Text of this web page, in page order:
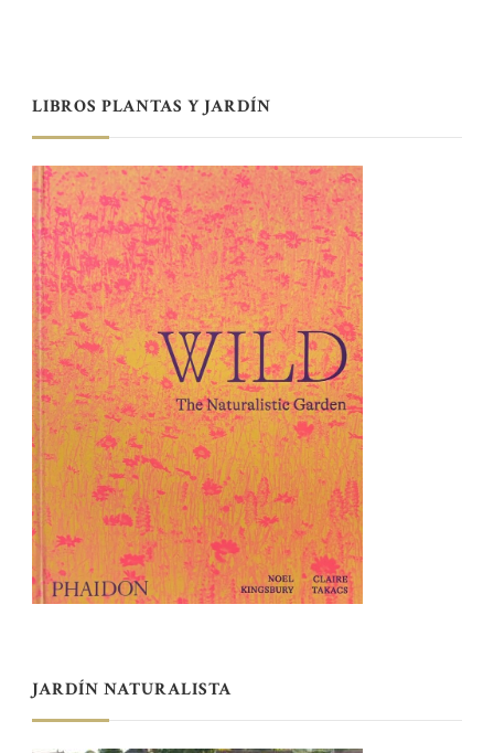
LIBROS PLANTAS Y JARDÍN
JARDÍN NATURALISTA